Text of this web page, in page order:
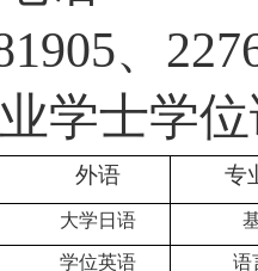
、
学士学
外语 专
大学日语
学位英语 语